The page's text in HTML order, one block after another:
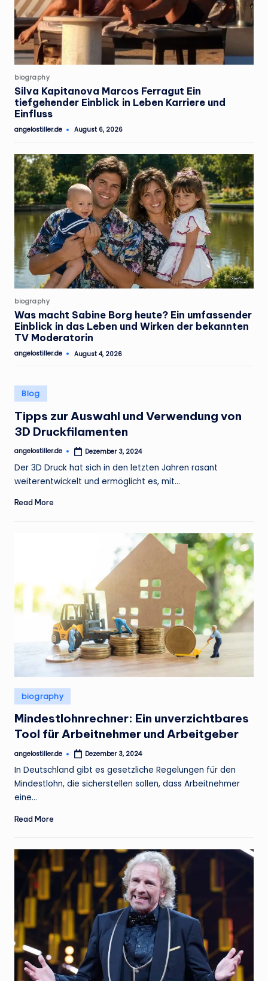
Posted
in
biography
Silva Kapitanova Marcos Ferragut Ein
tiefgehender Einblick in Leben Karriere und
Einfluss
Posted
angelostiller.de August 6, 2026
Posted
in
biography
Was macht Sabine Borg heute? Ein umfassender
Einblick in das Leben und Wirken der bekannten
TV Moderatorin
Posted
angelostiller.de August 4, 2026
Posted
in
Blog
Tipps zur Auswahl und Verwendung von
3D Druckfilamenten
Posted
angelostiller.de Dezember 3, 2024
Der 3D Druck hat sich in den letzten Jahren rasant
weiterentwickelt und ermöglicht es, mit…
Read More
Posted
in
biography
Mindestlohnrechner: Ein unverzichtbares
Tool für Arbeitnehmer und Arbeitgeber
Posted
angelostiller.de Dezember 3, 2024
In Deutschland gibt es gesetzliche Regelungen für den
Mindestlohn, die sicherstellen sollen, dass Arbeitnehmer
eine…
Read More